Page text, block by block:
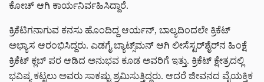
ಕೋಚ್ ಆಗಿ ಕಾರ್ಯನಿರ್ವಹಿಸಿದ್ದಾರೆ.
ಕ್ರಿಕೆಟಿಗನಾಗುವ ಕನಸು ಹೊಂದಿದ್ದ ಆರ್ಯನ್, ಬಾಲ್ಯದಿಂದಲೇ ಕ್ರಿಕೆಟ್
ಅಭ್ಯಾಸ ಆರಂಭಿಸಿದ್ದರು. ಎಡಗೈ ಬ್ಯಾಟ್ಸ್‌ಮನ್ ಆಗಿ ಲೀಸೆಸ್ಟರ್‌ಶೈರ್‌ನ ಹಿಂಕ್ಷೆ
ಕ್ರಿಕೆಟ್ ಕ್ಲಬ್ ಪರ ಆಡಿದ ಅನುಭವ ಕೂಡ ಅವರಿಗೆ ಇತ್ತು. ಕ್ರಿಕೆಟ್ ಕ್ಷೇತ್ರದಲ್ಲಿ
ಭವಿಷ್ಯ ಕಟ್ಟಲು ಅವರು ಸಾಕಷ್ಟು ಶ್ರಮಿಸುತ್ತಿದ್ದರು. ಆದರೆ ಜೀವನದ ವೈಯಕ್ತಿಕ